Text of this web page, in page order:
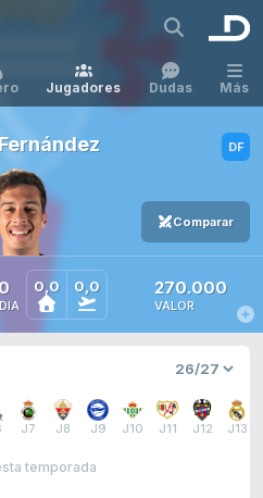
Jugadores Dudas Más
Comparar
0,0 0,0 270.000
VALOR
J7 J8 J9 J10 J11 J12 J13
temporada